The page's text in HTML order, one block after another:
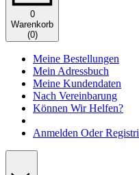
0
Warenkorb
(0)
Meine Bestellungen
Mein Adressbuch
Meine Kundendaten
Nach Vereinbarung
Können Wir Helfen?
Anmelden Oder